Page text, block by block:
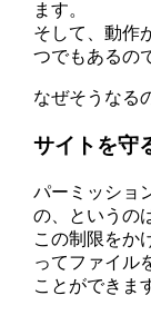
ます。
そして、動作
つでもあるの
なぜそうなる
サイトを守
パーミッショ
の、というの
この制限をか
ってファイル
ことができま